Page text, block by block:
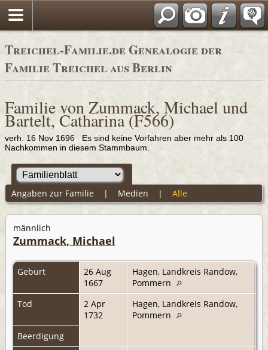
Adressbücher
Treichel-Familie.de Genealogie der
Familie Treichel aus Berlin
Familie von Zummack, Michael und
Bartelt, Catharina (F566)
verh. 16 Nov 1696 Es sind keine Vorfahren aber mehr als 100
Nachkommen in diesem Stammbaum.
Angaben zur Familie | Medien | Alle
männlich
Zummack, Michael
Geburt
26 Aug
1667
Hagen, Landkreis Randow,
Pommern
Tod
2 Apr
1732
Hagen, Landkreis Randow,
Pommern
Beerdigung